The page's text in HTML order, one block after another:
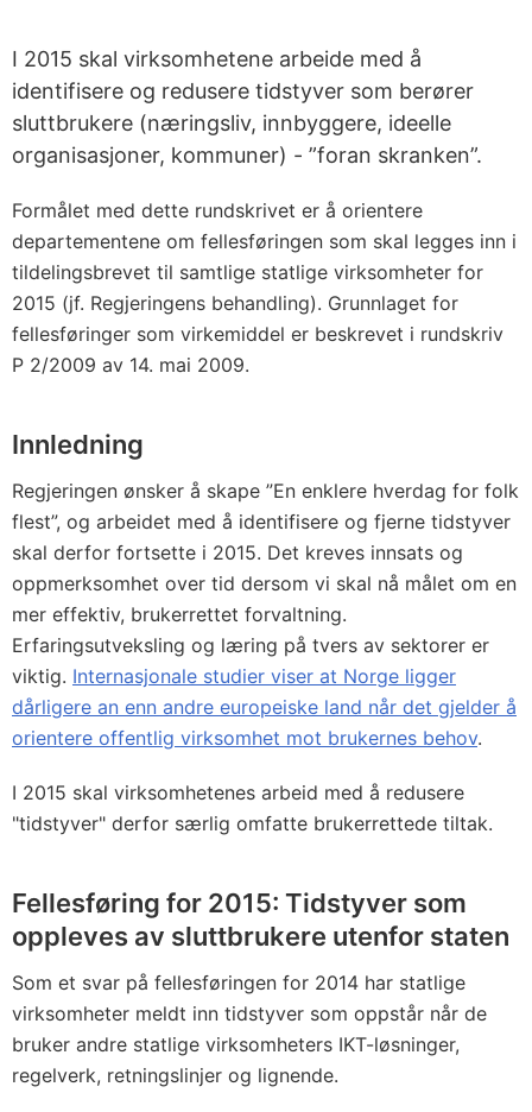
I 2015 skal virksomhetene arbeide med å
identifisere og redusere tidstyver som berører
sluttbrukere (næringsliv, innbyggere, ideelle
organisasjoner, kommuner) - ”foran skranken”.
Formålet med dette rundskrivet er å orientere
departementene om fellesføringen som skal legges inn i
tildelingsbrevet til samtlige statlige virksomheter for
2015 (jf. Regjeringens behandling). Grunnlaget for
fellesføringer som virkemiddel er beskrevet i rundskriv
P 2/2009 av 14. mai 2009.
Innledning
Regjeringen ønsker å skape ”En enklere hverdag for folk
flest”, og arbeidet med å identifisere og fjerne tidstyver
skal derfor fortsette i 2015. Det kreves innsats og
oppmerksomhet over tid dersom vi skal nå målet om en
mer effektiv, brukerrettet forvaltning.
Erfaringsutveksling og læring på tvers av sektorer er
viktig. Internasjonale studier viser at Norge ligger
dårligere an enn andre europeiske land når det gjelder å
orientere offentlig virksomhet mot brukernes behov.
I 2015 skal virksomhetenes arbeid med å redusere
"tidstyver" derfor særlig omfatte brukerrettede tiltak.
Fellesføring for 2015: Tidstyver som
oppleves av sluttbrukere utenfor staten
Som et svar på fellesføringen for 2014 har statlige
virksomheter meldt inn tidstyver som oppstår når de
bruker andre statlige virksomheters IKT-løsninger,
regelverk, retningslinjer og lignende.